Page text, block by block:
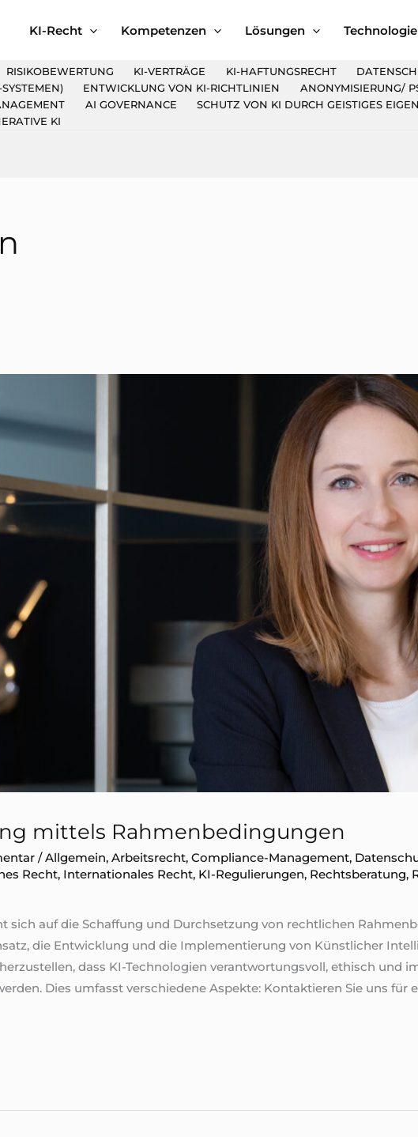
KI-Recht Kompetenzen Lösungen
RISIKOBEWERTUNG KI-VERTRÄGE KI-HAFTUNGSRECHT
ENTWICKLUNG VON KI-RICHTLINIEN
ANONYMISIERUNG/
AI GOVERNANCE
SCHUTZ VON KI DURCH GEISTIGES
KI
mittels Rahmenbedingungen
/Allgemein,Arbeitsrecht,Compliance-Management,
Recht, Internationales Recht, KI-Regulierungen, Rechtsberatung,
sich auf die Schaffung und Durchsetzung von rechtlichen
die Entwicklung und die Implementierung von Künstlicher
dass KI-Technologien verantwortungsvoll, ethisch und
Dies umfasst verschiedene Aspekte: Kontaktieren Sie uns für